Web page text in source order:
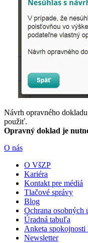
Návrh opravného
použiť.
Opravný doklad je
O nás
O VšZP
Kariéra
Kontakt pre médiá
Tlačové správy
Blog
Ochrana osobných
Úradná tabuľa
Anketa
Newsletter